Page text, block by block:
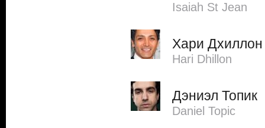
Isaiah St Jean
Хари Дхиллон
Hari Dhillon
Дэниэл Топик
Daniel Topic